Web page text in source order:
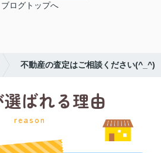
ブログトップへ
不動産の査定はご相談ください(^_^)
ばれる理由
reason